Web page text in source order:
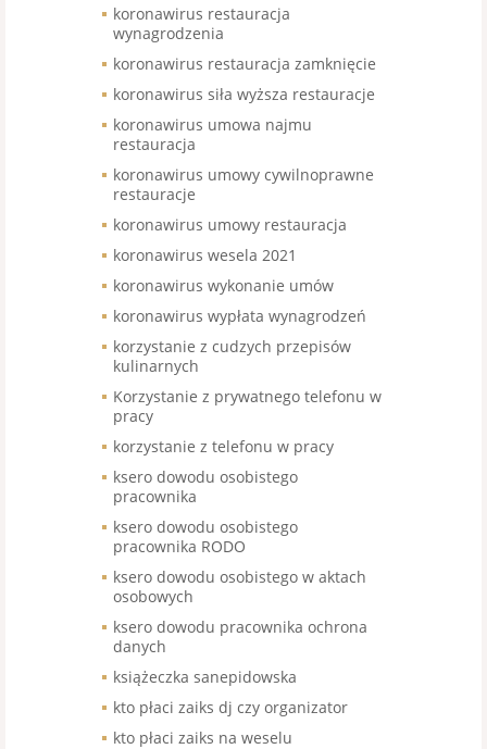
koronawirus restauracja
wynagrodzenia
koronawirus restauracja zamknięcie
koronawirus siła wyższa restauracje
koronawirus umowa najmu
restauracja
koronawirus umowy cywilnoprawne
restauracje
koronawirus umowy restauracja
koronawirus wesela 2021
koronawirus wykonanie umów
koronawirus wypłata wynagrodzeń
korzystanie z cudzych przepisów
kulinarnych
Korzystanie z prywatnego telefonu w
pracy
korzystanie z telefonu w pracy
ksero dowodu osobistego
pracownika
ksero dowodu osobistego
pracownika RODO
ksero dowodu osobistego w aktach
osobowych
ksero dowodu pracownika ochrona
danych
książeczka sanepidowska
kto płaci zaiks dj czy organizator
kto płaci zaiks na weselu